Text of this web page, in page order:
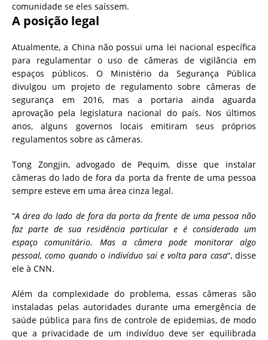
comunidade se eles saíssem.
A posição legal
Atualmente, a China não possui uma lei nacional específica
para regulamentar o uso de câmeras de vigilância em
espaços públicos. O Ministério da Segurança Pública
divulgou um projeto de regulamento sobre câmeras de
segurança em 2016, mas a portaria ainda aguarda
aprovação pela legislatura nacional do país. Nos últimos
anos, alguns governos locais emitiram seus próprios
regulamentos sobre as câmeras.
Tong Zongjin, advogado de Pequim, disse que instalar
câmeras do lado de fora da porta da frente de uma pessoa
sempre esteve em uma área cinza legal.
“A área do lado de fora da porta da frente de uma pessoa não
faz parte de sua residência particular e é considerada um
espaço comunitário. Mas a câmera pode monitorar algo
pessoal, como quando o indivíduo sai e volta para casa“, disse
ele à CNN.
Além da complexidade do problema, essas câmeras são
instaladas pelas autoridades durante uma emergência de
saúde pública para fins de controle de epidemias, de modo
que a privacidade de um indivíduo deve ser equilibrada